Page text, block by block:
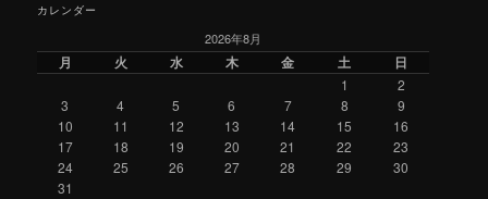
カレンダー
2026年8月
月 火 水 木 金 土 日
1
2
3
4 5 6 7 8
9
10
11 12 13 14 15
16
17
18 19 20 21 22
23
24
25 26 27 28 29
30
31